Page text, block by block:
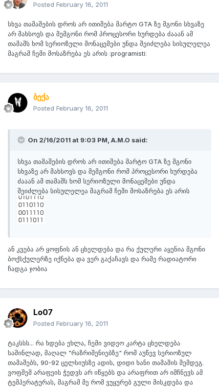
Posted February 16, 2011
სხვა თამაშების დროს არ ითიშება მარტო GTA ზე მგონი სხვაზე
არ მახსოვს და მემგონი რომ პროცესორი ხურდება ძააან ამ
თამაშს ხომ სერიოზული მონაცემები უნდა შეიძლება სისულელეა
მაგრამ ჩემი მოსაზრება ეს არის :programisti:
ბექა
Posted February 16, 2011
On 2/16/2011 at 9:03 PM, A.M.O said:
სხვა თამაშების დროს არ ითიშება მარტო GTA ზე მგონი
სხვაზე არ მახსოვს და მემგონი რომ პროცესორი ხურდება
ძააან ამ თამაშს ხომ სერიოზული მონაცემები უნდა
შეიძლება სისულელეა მაგრამ ჩემი მოსაზრება ეს არის
ან კვება არ ყოფნის ან ცხელდება და რა ქულერი აყენია მგონი
ბოქსქულერზე იქნება და ვერ გაქაჩავს და რამე რადიატორი
ჩადგა ჯობია
Lo07
Posted February 16, 2011
ტაკსსს... რა ხდება ეხლა, ჩემი ვიდეო კარტა ცხელდება
საშინლად, მაღალ "რაზრიშენიებზე" რომ აუწევ სერიოზულ
თამაშებს, 90-92 ცელსიუსზე ადის, დიდი ხანი თამაშის შემდეგ.
ვოფშემ არაფეის ჭედვს არ იწყებს და არაფრით არ იმჩნევს ამ
ტემპერატურას, მაგრამ მე რომ ვუყურებ გული მისკდება და